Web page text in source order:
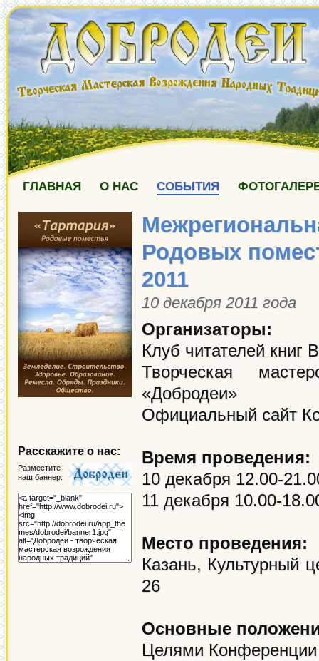
ГЛАВНАЯ О НАС СОБЫТИЯ
Родовых
2011
10 декабря 2011 года
Организаторы:
Клуб читателей книг
Творческая
«Добродеи»
Официальный сайт
Время проведения:
10 декабря 12.00-
11 декабря 10.00-
Место проведения:
Казань, Культурный
26
Основные
Целями
Расскажите о нас:
Разместите
наш баннер: